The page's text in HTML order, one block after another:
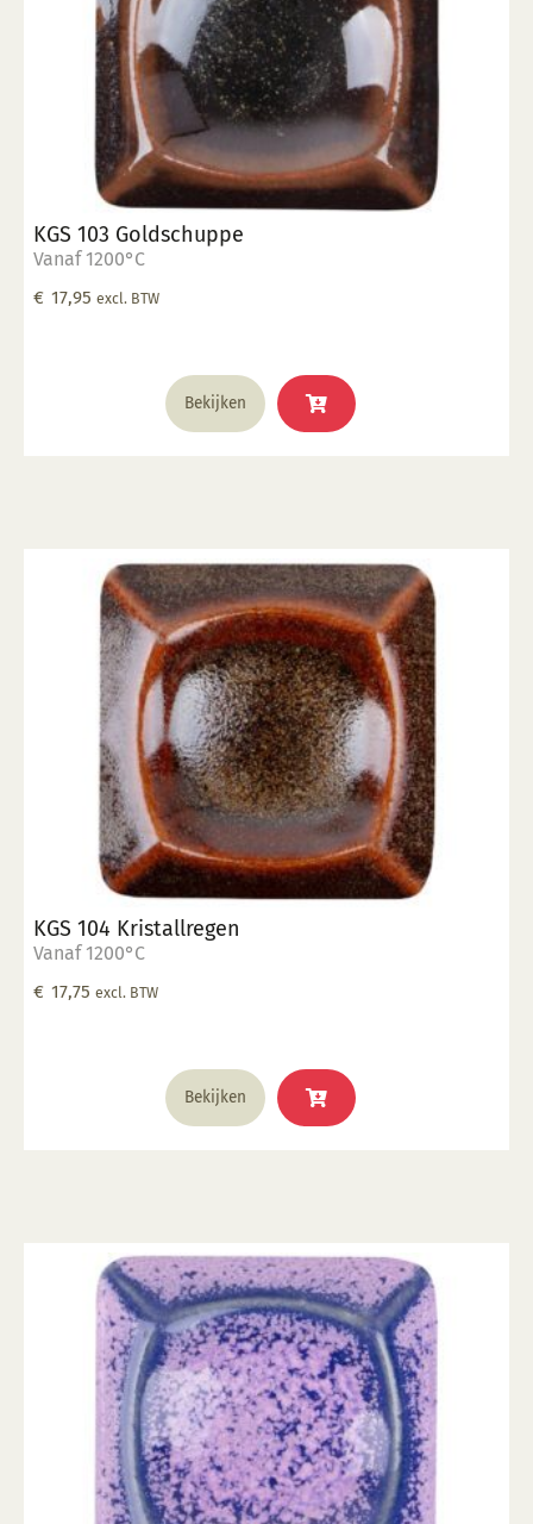
KGS 103 Goldschuppe
Vanaf 1200°C
€ 17,95 excl. BTW
Bekijken
KGS 104 Kristallregen
Vanaf 1200°C
€ 17,75 excl. BTW
Bekijken